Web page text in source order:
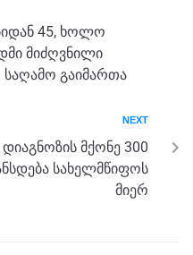
45, ხოლო
მიძღვნილი
გაიმართა
NEXT
მქონე 300
სახელმწიფოს
მიერ